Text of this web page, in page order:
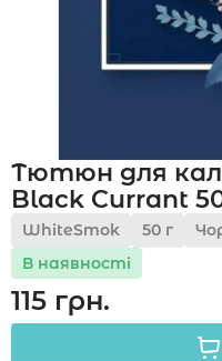
Укр
Тютюн для
Black Currant
WhiteSmok 50 г
В наявності
115 грн.